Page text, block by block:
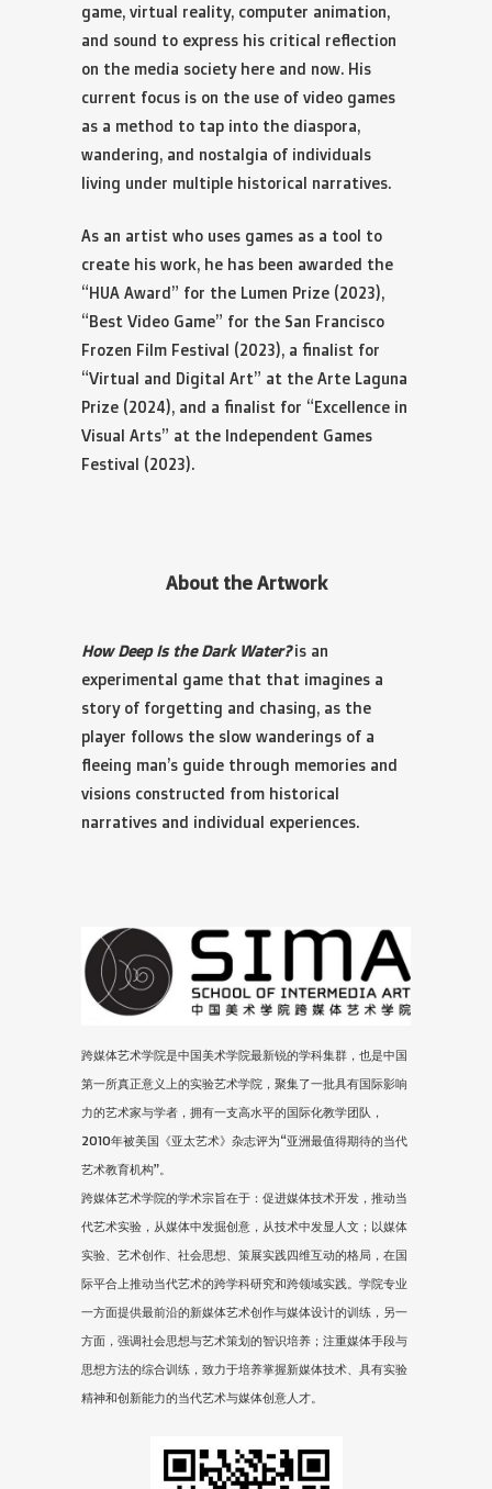
game, virtual reality, computer animation,
and sound to express his critical reflection
on the media society here and now. His
current focus is on the use of video games
as a method to tap into the diaspora,
wandering, and nostalgia of individuals
living under multiple historical narratives.
As an artist who uses games as a tool to
create his work, he has been awarded the
“HUA Award” for the Lumen Prize (2023),
“Best Video Game” for the San Francisco
Frozen Film Festival (2023), a finalist for
“Virtual and Digital Art” at the Arte Laguna
Prize (2024), and a finalist for “Excellence in
Visual Arts” at the Independent Games
Festival (2023).
About the Artwork
How Deep Is the Dark Water?is an
experimental game that that imagines a
story of forgetting and chasing, as the
player follows the slow wanderings of a
fleeing man’s guide through memories and
visions constructed from historical
narratives and individual experiences.
跨媒体艺术学院是中国美术学院最新锐的学科集群，也是中国
第一所真正意义上的实验艺术学院，聚集了一批具有国际影响
力的艺术家与学者，拥有一支高水平的国际化教学团队，
2010年被美国《亚太艺术》杂志评为“亚洲最值得期待的当代
艺术教育机构”。
跨媒体艺术学院的学术宗旨在于：促进媒体技术开发，推动当
代艺术实验，从媒体中发掘创意，从技术中发显人文；以媒体
实验、艺术创作、社会思想、策展实践四维互动的格局，在国
际平合上推动当代艺术的跨学科研究和跨领域实践。学院专业
一方面提供最前沿的新媒体艺术创作与媒体设计的训练，另一
方面，强调社会思想与艺术策划的智识培养；注重媒体手段与
思想方法的综合训练，致力于培养掌握新媒体技术、具有实验
精神和创新能力的当代艺术与媒体创意人才。